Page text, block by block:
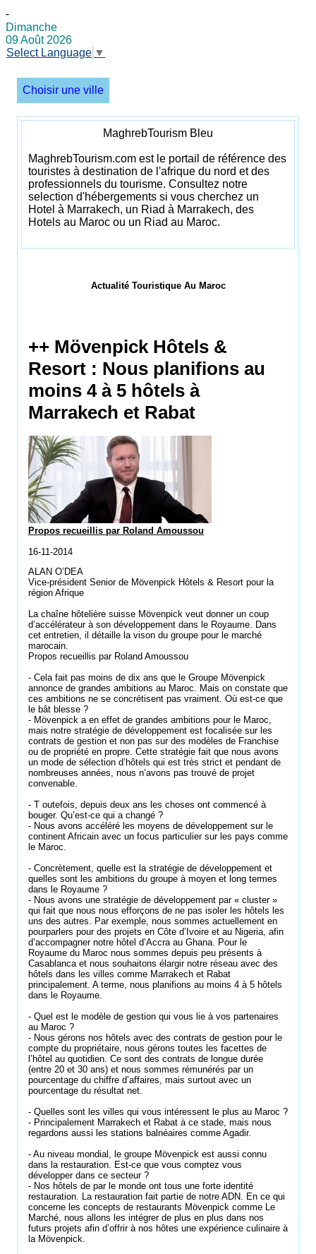
-
Dimanche
09 Août 2026
Select Language ▼
Choisir une ville
MaghrebTourism Bleu
MaghrebTourism.com est le portail de référence des
touristes à destination de l'afrique du nord et des
professionnels du tourisme. Consultez notre
selection d'hébergements si vous cherchez un
Hotel à Marrakech, un Riad à Marrakech, des
Hotels au Maroc ou un Riad au Maroc.
Actualité Touristique Au Maroc
++ Mövenpick Hôtels &
Resort : Nous planifions au
moins 4 à 5 hôtels à
Marrakech et Rabat
Propos recueillis par Roland Amoussou
16-11-2014
ALAN O’DEA
Vice-président Senior de Mövenpick Hôtels & Resort pour la
région Afrique
La chaîne hôtelière suisse Mövenpick veut donner un coup
d’accélérateur à son développement dans le Royaume. Dans
cet entretien, il détaille la vison du groupe pour le marché
marocain.
Propos recueillis par Roland Amoussou
- Cela fait pas moins de dix ans que le Groupe Mövenpick
annonce de grandes ambitions au Maroc. Mais on constate que
ces ambitions ne se concrétisent pas vraiment. Où est-ce que
le bât blesse ?
- Mövenpick a en effet de grandes ambitions pour le Maroc,
mais notre stratégie de développement est focalisée sur les
contrats de gestion et non pas sur des modèles de Franchise
ou de propriété en propre. Cette stratégie fait que nous avons
un mode de sélection d’hôtels qui est très strict et pendant de
nombreuses années, nous n’avons pas trouvé de projet
convenable.
- T outefois, depuis deux ans les choses ont commencé à
bouger. Qu’est-ce qui a changé ?
- Nous avons accéléré les moyens de développement sur le
continent Africain avec un focus particulier sur les pays comme
le Maroc.
- Concrètement, quelle est la stratégie de développement et
quelles sont les ambitions du groupe à moyen et long termes
dans le Royaume ?
- Nous avons une stratégie de développement par « cluster »
qui fait que nous nous efforçons de ne pas isoler les hôtels les
uns des autres. Par exemple, nous sommes actuellement en
pourparlers pour des projets en Côte d’Ivoire et au Nigeria, afin
d’accompagner notre hôtel d’Accra au Ghana. Pour le
Royaume du Maroc nous sommes depuis peu présents à
Casablanca et nous souhaitons élargir notre réseau avec des
hôtels dans les villes comme Marrakech et Rabat
principalement. A terme, nous planifions au moins 4 à 5 hôtels
dans le Royaume.
- Quel est le modèle de gestion qui vous lie à vos partenaires
au Maroc ?
- Nous gérons nos hôtels avec des contrats de gestion pour le
compte du propriétaire, nous gérons toutes les facettes de
l’hôtel au quotidien. Ce sont des contrats de longue durée
(entre 20 et 30 ans) et nous sommes rémunérés par un
pourcentage du chiffre d’affaires, mais surtout avec un
pourcentage du résultat net.
- Quelles sont les villes qui vous intéressent le plus au Maroc ?
- Principalement Marrakech et Rabat à ce stade, mais nous
regardons aussi les stations balnéaires comme Agadir.
- Au niveau mondial, le groupe Mövenpick est aussi connu
dans la restauration. Est-ce que vous comptez vous
développer dans ce secteur ?
- Nos hôtels de par le monde ont tous une forte identité
restauration. La restauration fait partie de notre ADN. En ce qui
concerne les concepts de restaurants Mövenpick comme Le
Marché, nous allons les intégrer de plus en plus dans nos
futurs projets afin d’offrir à nos hôtes une expérience culinaire à
la Mövenpick.